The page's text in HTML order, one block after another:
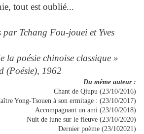
tout est oublié...
Tchang Fou-jouei et Yves
la poésie chinoise classique »
(Poésie), 1962
Du même auteur :
Chant de Qiupu (23/10/2016)
Yong-Tsouen à son ermitage : (23/10/2017)
Accompagnant un ami (23/10/2018)
Nuit de lune sur le fleuve (23/10/2020)
Dernier poème (23/102021)